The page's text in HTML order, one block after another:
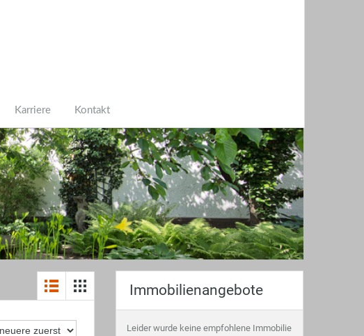
Karriere Kontakt
Immobilienangebote
Leider wurde keine empfohlene Immobilie